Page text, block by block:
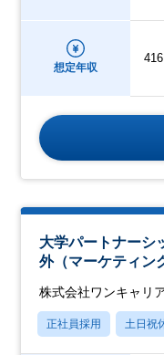
想定年収
大学パートナーシ
外（マーケティン
株式会社ワンキャリ
正社員採用 土日祝